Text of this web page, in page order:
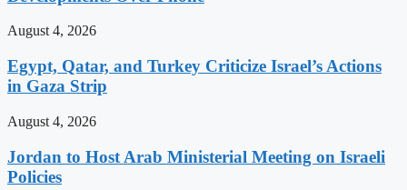
August 4, 2026
Egypt, Qatar, and Turkey Criticize Israel’s Actions
in Gaza Strip
August 4, 2026
Jordan to Host Arab Ministerial Meeting on Israeli
Policies